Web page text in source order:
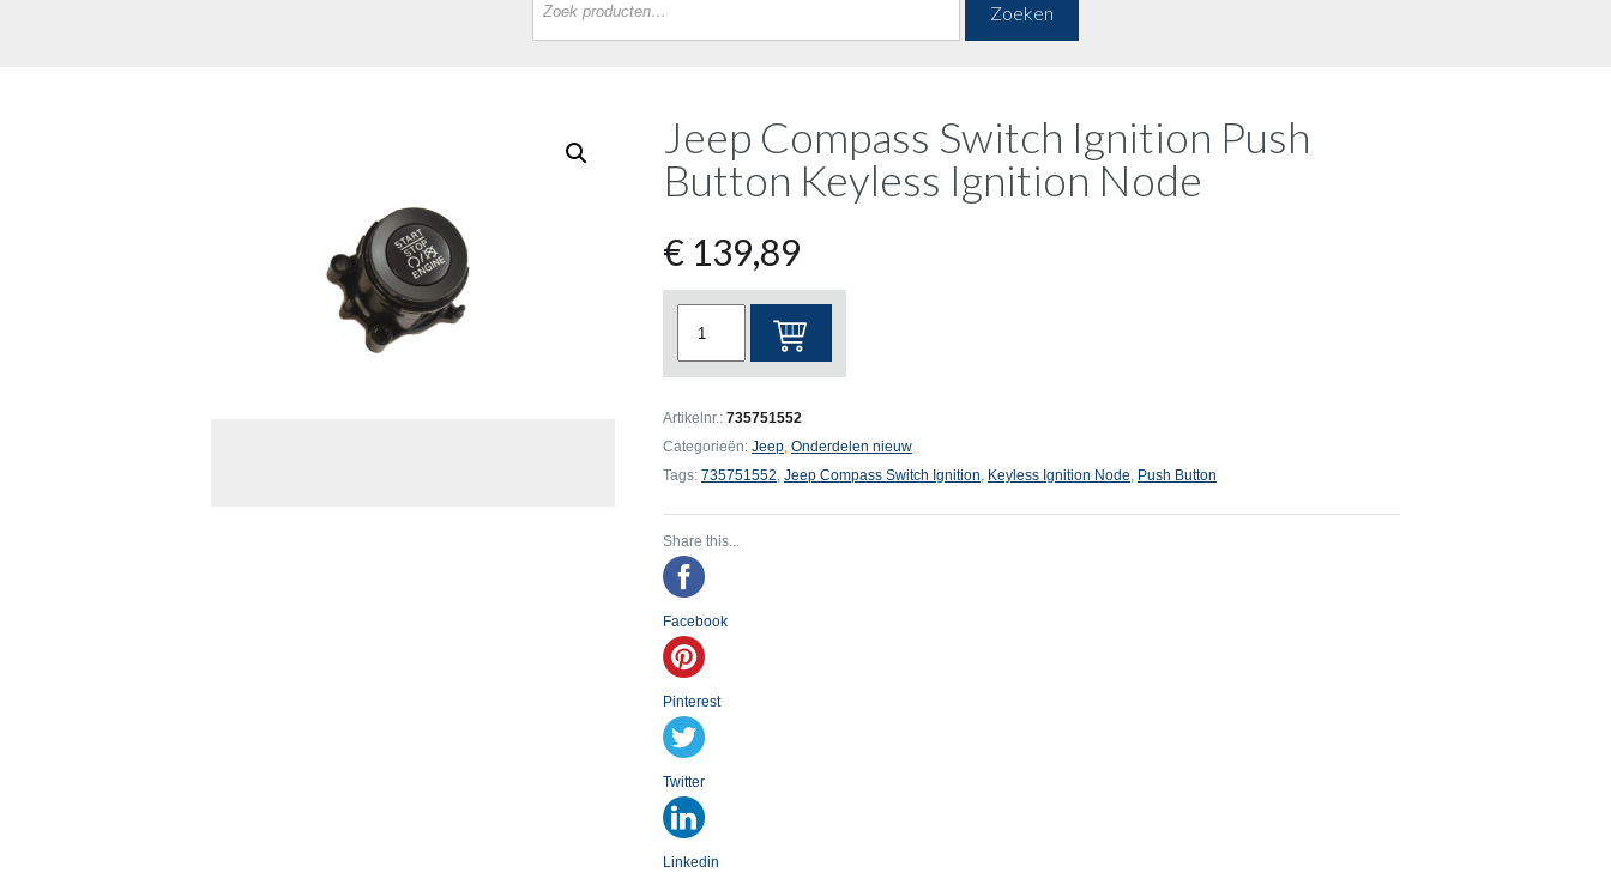
Zoeken
Jeep Compass Switch Ignition Push
Button Keyless Ignition Node
€139,89
Switch
Ignition
Node
aantal
Artikelnr.: 735751552
Categorieën: Jeep, Onderdelen nieuw
Tags: 735751552 Jeep Compass Switch Ignition Keyless Ignition Node Push Button
Share this...
Facebook
Pinterest
Twitter
Linkedin